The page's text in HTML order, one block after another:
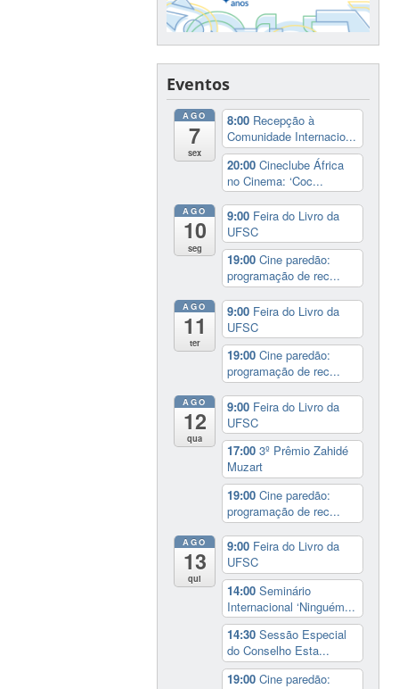
Eventos
AGO
7
sex
8:00 Recepção à
Comunidade Internacio...
20:00Cineclube África
no Cinema: ‘Coc...
AGO
10
seg
9:00 Feira do Livro da
UFSC
19:00Cine paredão:
programação de rec...
AGO
11
ter
9:00 Feira do Livro da
UFSC
19:00Cine paredão:
programação de rec...
AGO
12
qua
9:00 Feira do Livro da
UFSC
17:003º Prêmio Zahidé
Muzart
19:00Cine paredão:
programação de rec...
AGO
13
qui
9:00 Feira do Livro da
UFSC
14:00Seminário
Internacional ‘Ninguém...
14:30Sessão Especial
do Conselho Esta...
19:00Cine paredão: